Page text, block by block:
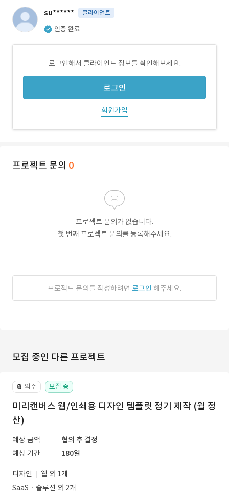
su****** 클라이언트
인증 완료
로그인해서 클라이언트 정보를 확인해보세요.
로그인
회원가입
프로젝트 문의 0
프로젝트 문의가 없습니다.
첫 번째 프로젝트 문의를 등록해주세요.
프로젝트 문의를 작성하려면 로그인 해주세요.
모집 중인 다른 프로젝트
📔 외주 모집 중
미리캔버스 웹/인쇄용 디자인 템플릿 정기 제작 (월 정
산)
예상 금액
협의 후 결정
예상 기간
180일
디자인
웹 외 1개
SaaSㆍ솔루션 외 2개